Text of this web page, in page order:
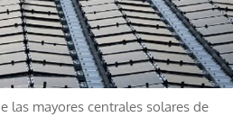
las mayores centrales solares de